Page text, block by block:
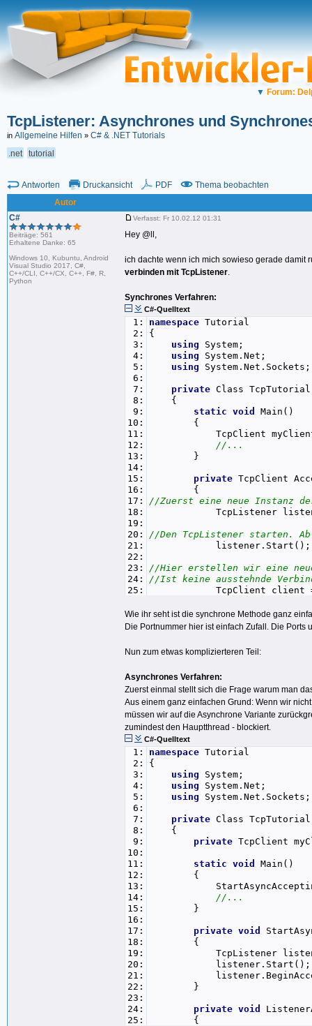
▼ Forum:
TcpListener: Asynchrones und
in Allgemeine Hilfen » C# & .NET Tutorials
.net
tutorial
Antworten Druckansicht PDF
Thema beobachten
Autor
C#
Beiträge: 561
Erhaltene Danke: 65
Windows 10, Kubuntu, Android
Visual Studio 2017, C#,
C++/CLI, C++/CX, C++, F#, R,
Python
Verfasst: Fr 10.02.12 01:31
Hey @ll,
ich dachte wenn ich mich sowieso gerade damit
verbinden mit TcpListener.
Synchrones Verfahren:
C#-Quelltext
1:
2:
3:
4:
5:
6:
7:
8:
9:
10:
11:
12:
13:
14:
15:
16:
17:
18:
19:
20:
21:
22:
23:
24:
25:
27:
28:
30:
31:
33:
34:
namespace Tutorial
{
using System;
using System.Net;
using System.Net.Sockets;
private Class TcpTutorial
{
static void
Main()
{
TcpClient myClient =
//...
}
private TcpClient
{
//Zuerst eine neue Instanz
TcpListener
//Den TcpListener starten.
//Hier erstellen wir eine neue
//Ist keine ausstehnde
TcpClient client =
//Hier müssen wir dem
listener.Stop();
//Zum Schluss wird der
returnclient;
}
}
Wie ihr seht ist die synchrone Methode ganz
Die Portnummer hier ist einfach Zufall. Die
Nun zum etwas komplizierteren Teil:
Asynchrones Verfahren:
Zuerst einmal stellt sich die Frage warum man
Aus einem ganz einfachen Grund: Wenn wir
müssen wir auf die Asynchrone Variante
zumindest den Hauptthread - blockiert.
C#-Quelltext
1:
2:
3:
4:
5:
6:
7:
8:
9:
10:
11:
12:
13:
14:
15:
16:
17:
18:
19:
20:
21:
22:
23:
24:
25:
namespace Tutorial
{
using System;
using System.Net;
using System.Net.Sockets;
private Class TcpTutorial
{
private TcpClient
static void
Main()
{
//...
}
private void
{
TcpListener
listener.Start();
}
private void
{